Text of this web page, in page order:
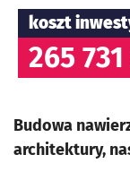
koszt
265 731
Budowa
architektury,